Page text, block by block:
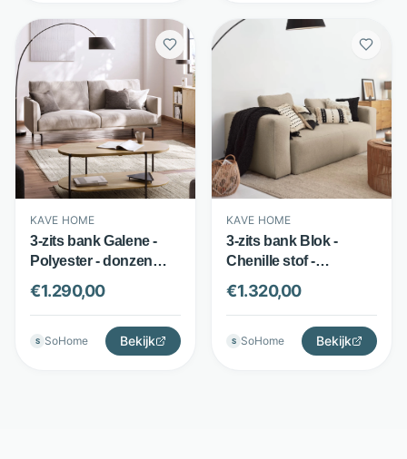
KAVE HOME
3-zits bank Galene -
Polyester - donzen
effect en afneembare
bekleding - Beige -
Kave Home
€1.290,00
S SoHome Bekijk
KAVE HOME
3-zits bank Blok -
Chenille stof -
Vlekbestendige
bekleding - Beige -
Kave Home
€1.320,00
S SoHome Bekijk